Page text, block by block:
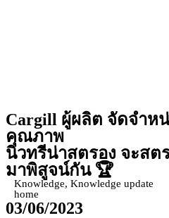
Cargill ผู้ผลิต จัดจำห
คุณภาพ
นิวทรีน่าสตรอง จะส
มาพิสูจน์กัน 🏆
Knowledge,Knowledge update
home
03/06/2023